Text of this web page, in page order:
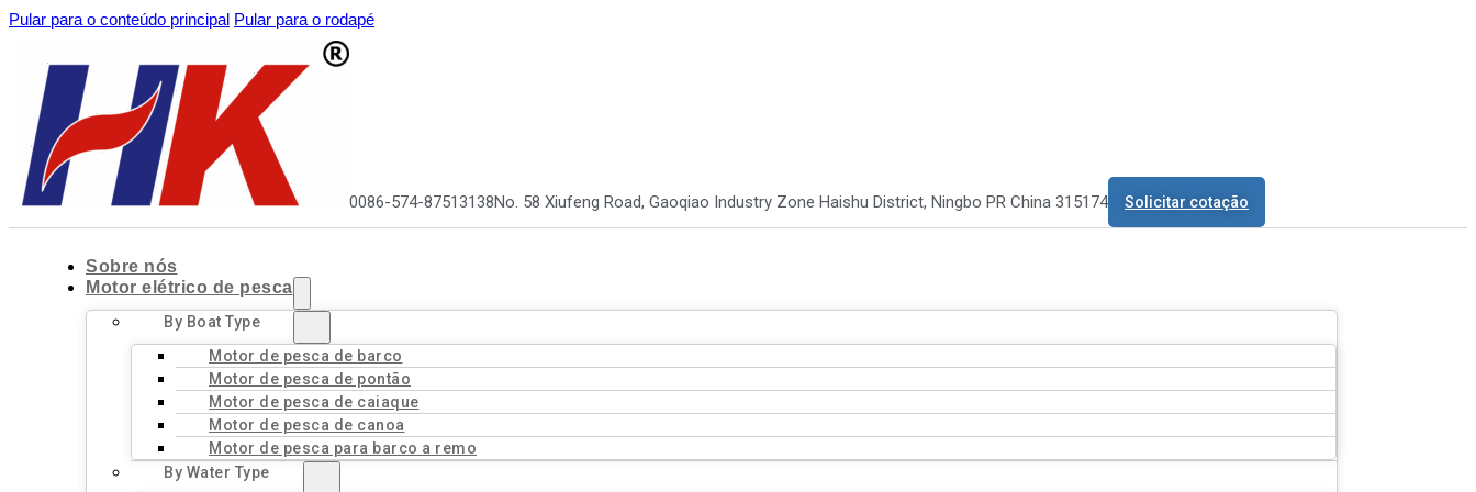
Pular para o conteúdo principal Pular para o rodapé
0086-574-87513138No. 58 Xiufeng Road, Gaoqiao Industry Zone Haishu District, Ningbo PR China 315174 Solicitar cotação
Sobre nós
Motor elétrico de pesca
By Boat Type
Motor de pesca de barco
Motor de pesca de pontão
Motor de pesca de caiaque
Motor de pesca de canoa
Motor de pesca para barco a remo
By Water Type